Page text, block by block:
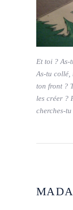
Et toi ? As-
As-tu collé,
ton front ?
les créer ?
cherches-